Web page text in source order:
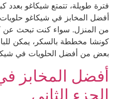
فترة طويلة، تتمتع شيكاغو بعدد
أفضل المخابز في شيكاغو
من المنزل. سواء كنت تبحث عن
كونشا مخططة بالسكر، يمكن
بعض من أفضل الحلويات في
أفضل المخابز
الجزء الثاني